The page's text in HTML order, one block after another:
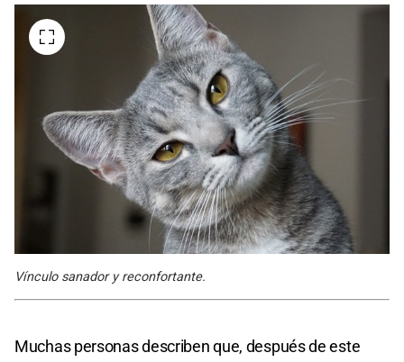
Vínculo sanador y reconfortante.
Muchas personas describen que, después de este